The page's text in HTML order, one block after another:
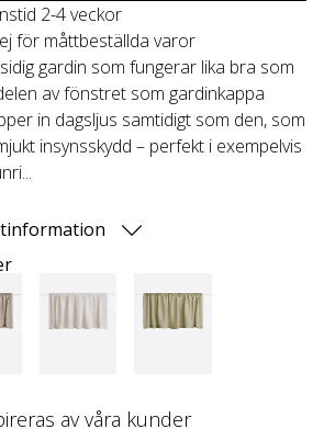
2-4 veckor
för måttbeställda varor
gardin som fungerar lika bra som
av fönstret som gardinkappa
in dagsljus samtidigt som den, som
insynsskydd – perfekt i exempelvis
av våra kunder